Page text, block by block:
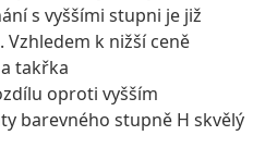
s vyššími stupni je již
k nižší ceně
takřka
oproti vyšším
barevného stupně H skvělý